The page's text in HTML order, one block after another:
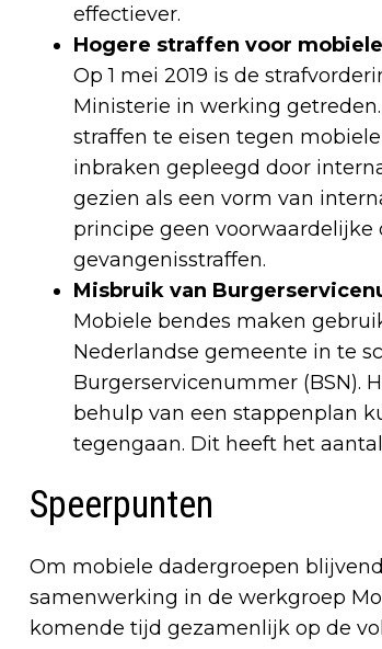
effectiever.
Hogere straffen voor
Op 1 mei 2019 is de
Ministerie in werking
straffen te eisen tegen
inbraken gepleegd door
gezien als een vorm van
principe geen
gevangenisstraffen.
Misbruik van
Mobiele bendes maken
Nederlandse gemeente in te
Burgerservicenummer (BSN).
behulp van een stappenplan
tegengaan. Dit heeft het
Speerpunten
Om mobiele dadergroepen
samenwerking in de werkgroep
komende tijd gezamenlijk op de